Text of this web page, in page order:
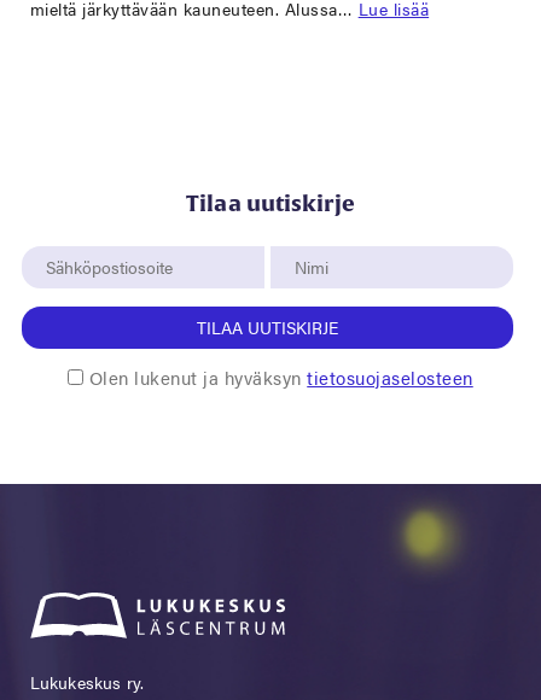
mieltä järkyttävään kauneuteen. Alussa… Lue lisää
Tilaa uutiskirje
TILAA UUTISKIRJE
Olen lukenut ja hyväksyntietosuojaselosteen
Lukukeskus ry.